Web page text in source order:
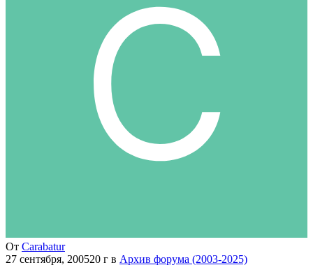
От Carabatur
27 сентября, 200520 г в Архив форума (2003-2025)